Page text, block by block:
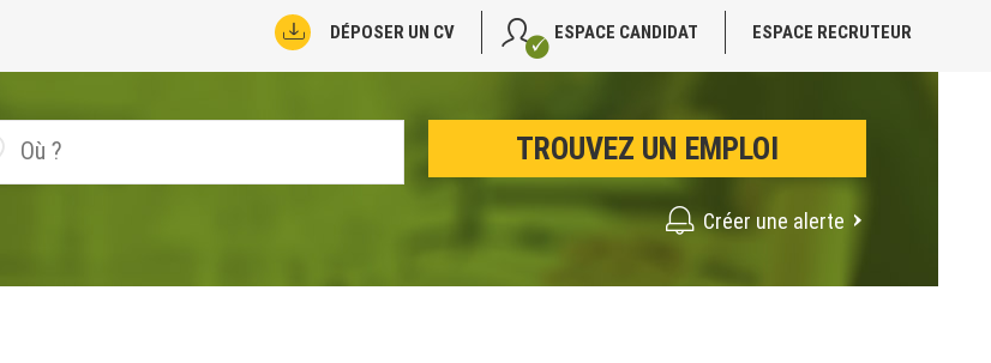
DÉPOSER UN CV ESPACE CANDIDAT ESPACE RECRUTEUR
Créer une alerte